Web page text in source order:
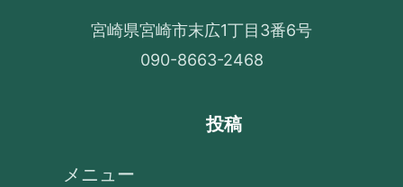
宮崎県宮崎市末広1丁目3番6号
090-8663-2468
投稿
メニュー